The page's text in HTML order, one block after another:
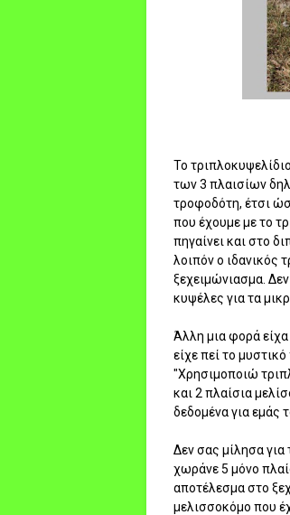
Το
των 3 πλαισίων
τροφοδότη, έτσι
που έχουμε με το
πηγαίνει και στο
λοιπόν ο ιδανικός
ξεχειμώνιασμα.
κυψέλες για τα
Άλλη μια φορά
είχε πεί το
"Χρησιμοποιώ
και 2 πλαίσια
δεδομένα για εμάς
Δεν σας μίλησα για
χωράνε 5 μόνο
αποτέλεσμα στο
μελισσοκόμο που